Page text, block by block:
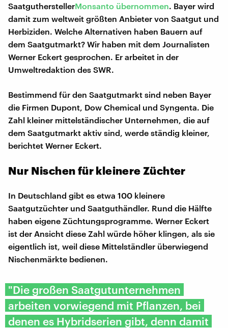
SaatgutherstellerMonsanto übernommen. Bayer wird
damit zum weltweit größten Anbieter von Saatgut und
Herbiziden. Welche Alternativen haben Bauern auf
dem Saatgutmarkt? Wir haben mit dem Journalisten
Werner Eckert gesprochen. Er arbeitet in der
Umweltredaktion des SWR.
Bestimmend für den Saatgutmarkt sind neben Bayer
die Firmen Dupont, Dow Chemical und Syngenta. Die
Zahl kleiner mittelständischer Unternehmen, die auf
dem Saatgutmarkt aktiv sind, werde ständig kleiner,
berichtet Werner Eckert.
Nur Nischen für kleinere Züchter
In Deutschland gibt es etwa 100 kleinere
Saatgutzüchter und Saatguthändler. Rund die Hälfte
haben eigene Züchtungsprogramme. Werner Eckert
ist der Ansicht diese Zahl würde höher klingen, als sie
eigentlich ist, weil diese Mittelständler überwiegend
Nischenmärkte bedienen.
"Die großen Saatgutunternehmen
arbeiten vorwiegend mit Pflanzen, bei
denen es Hybridserien gibt, denn damit